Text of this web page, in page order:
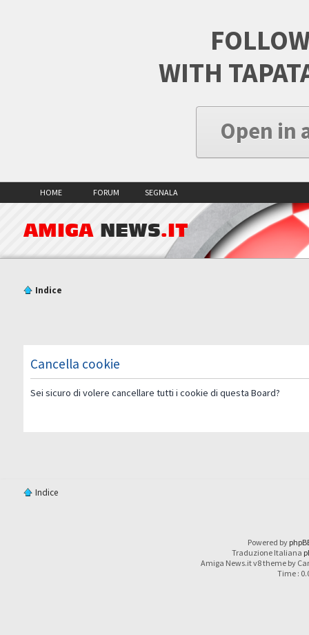
WITH
Open in
HOME FORUM SEGNALA
AMIGA NEWS.IT
Indice
Cancella cookie
Sei sicuro di volere cancellare tutti i cookie di questa Board?
Indice
Powered by
Traduzione Italiana
Amiga News.it v8 theme by
Time :